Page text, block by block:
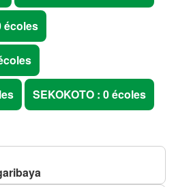
écoles
SEKOKOTO : 0 écoles